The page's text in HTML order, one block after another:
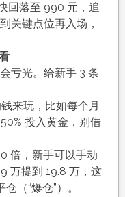
回落至 990 元，追
关键点位再入场，
亏光。给新手 3 条
来玩，比如每个月
投入黄金，别借
倍，新手可以手动
万提到 19.8 万，这
（“爆仓”）。